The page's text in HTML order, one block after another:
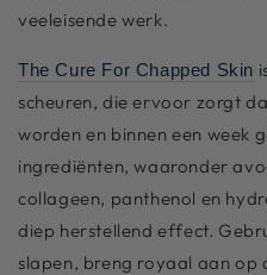
veeleisende werk.
The Cure For Chapped Skin
scheuren, die ervoor zorgt
worden en binnen een week
ingrediënten, waaronder
collageen, panthenol en
diep herstellend effect.
slapen, breng royaal aan op